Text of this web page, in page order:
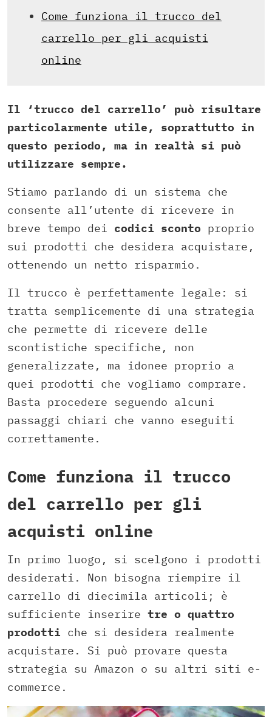
Come funziona il trucco del
carrello per gli acquisti
online
Il ‘trucco del carrello’ può risultare
particolarmente utile, soprattutto in
questo periodo, ma in realtà si può
utilizzare sempre.
Stiamo parlando di un sistema che
consente all’utente di ricevere in
breve tempo dei codici sconto proprio
sui prodotti che desidera acquistare,
ottenendo un netto risparmio.
Il trucco è perfettamente legale: si
tratta semplicemente di una strategia
che permette di ricevere delle
scontistiche specifiche, non
generalizzate, ma idonee proprio a
quei prodotti che vogliamo comprare.
Basta procedere seguendo alcuni
passaggi chiari che vanno eseguiti
correttamente.
Come funziona il trucco
del carrello per gli
acquisti online
In primo luogo, si scelgono i prodotti
desiderati. Non bisogna riempire il
carrello di diecimila articoli; è
sufficiente inserire tre o quattro
prodotti che si desidera realmente
acquistare. Si può provare questa
strategia su Amazon o su altri siti e-
commerce.